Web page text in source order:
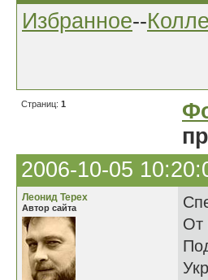
Избранное--
Страниц: 1
2006-10-05
Леонид Терех
Автор сайта
От